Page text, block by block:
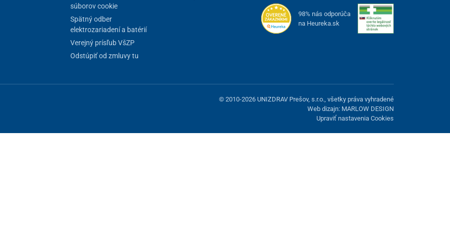
súborov cookie
Spätný odber
elektrozariadení a batérií
Verejný prísľub VšZP
Odstúpiť od zmluvy tu
98% nás odporúča
na Heureka.sk
© 2010-2026 UNIZDRAV Prešov, s.r.o., všetky práva vyhradené
Web dizajn: MARLOW DESIGN
Upraviť nastavenia Cookies